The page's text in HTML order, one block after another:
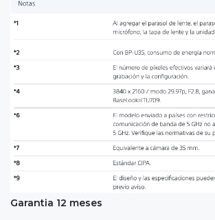
Garantia 12 meses